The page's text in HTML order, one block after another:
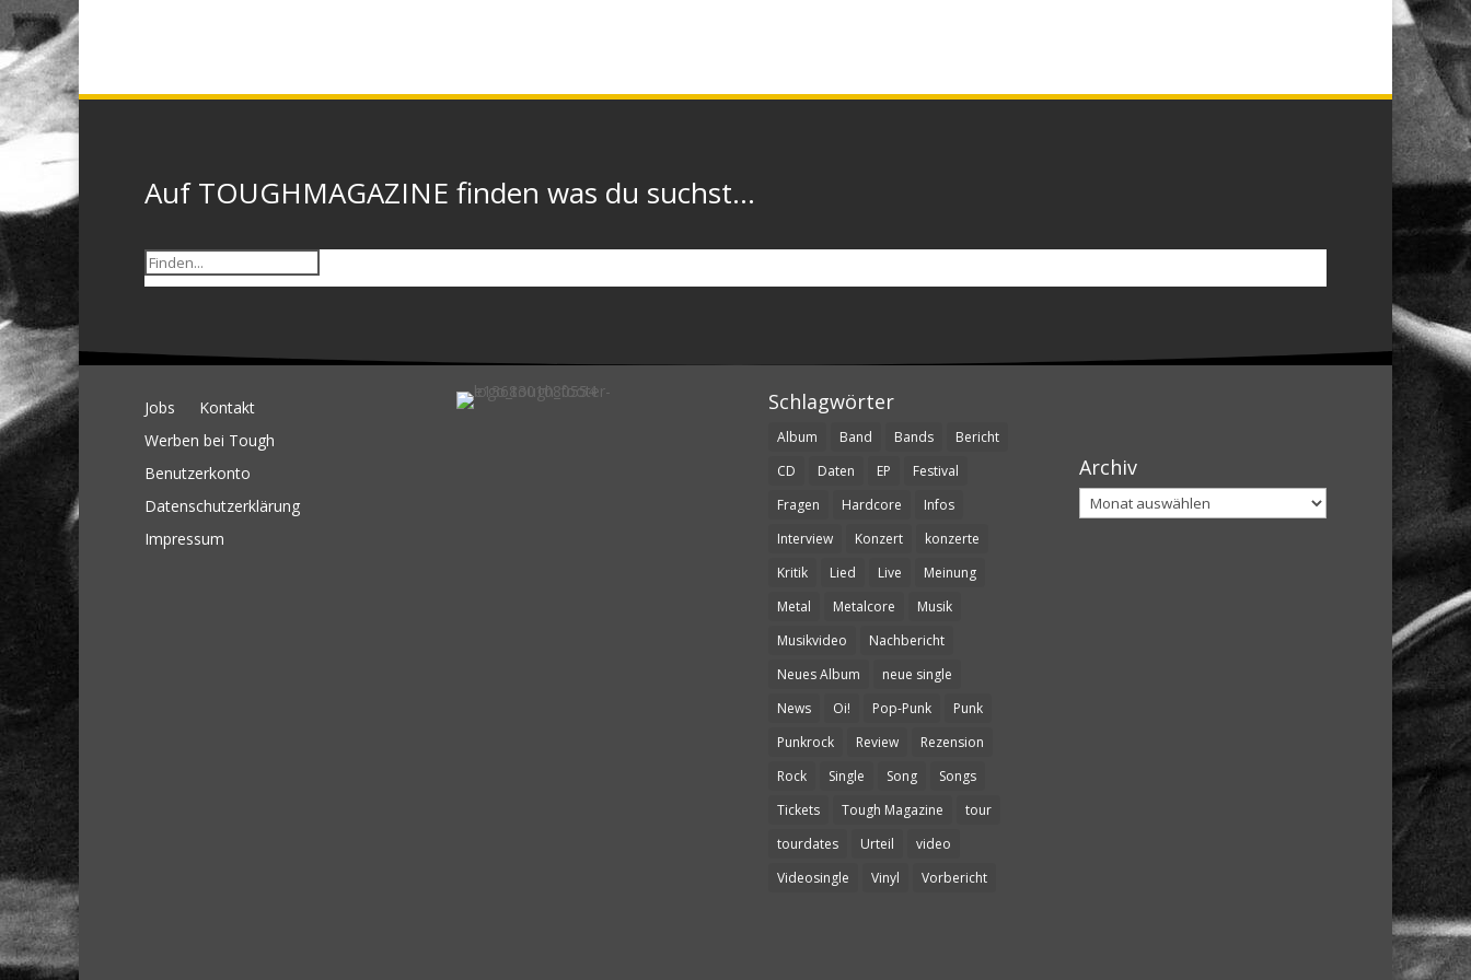
Auf TOUGHMAGAZINE finden was du suchst...
Jobs
Kontakt
Werben bei Tough
Benutzerkonto
Datenschutzerklärung
Impressum
Schlagwörter
Album Band Bands
Bericht
CD
Daten EP
Festival
Fragen
Hardcore
Infos
Interview
Konzert
konzerte
Kritik
Lied Live
Meinung
Metal
Metalcore
Musik
Musikvideo
Nachbericht
Neues Album
neue single
News
Oi! Pop-Punk
Punk
Punkrock
Review
Rezension
Rock
Single Song
Songs
Tickets
Tough Magazine
tour
tourdates
Urteil
video
Videosingle
Vinyl Vorbericht
Archiv
Archiv